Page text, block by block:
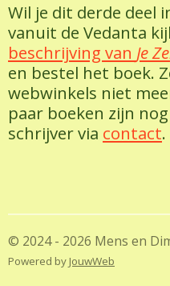
Wil je dit derde deel
vanuit de Vedanta
beschrijving van Je
en bestel het boek.
webwinkels niet
paar boeken zijn
schrijver via contact.
© 2024 - 2026 Mens en
Powered by JouwWeb